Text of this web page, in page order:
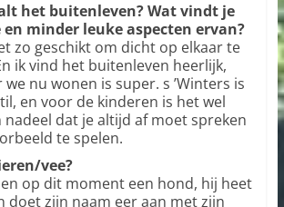
het buitenleven? Wat vindt je
en minder leuke aspecten ervan?
zo geschikt om dicht op elkaar te
ik vind het buitenleven heerlijk,
we nu wonen is super. s ’Winters is
en voor de kinderen is het wel
nadeel dat je altijd af moet spreken
te spelen.
vee?
op dit moment een hond, hij heet
doet zijn naam eer aan met zijn